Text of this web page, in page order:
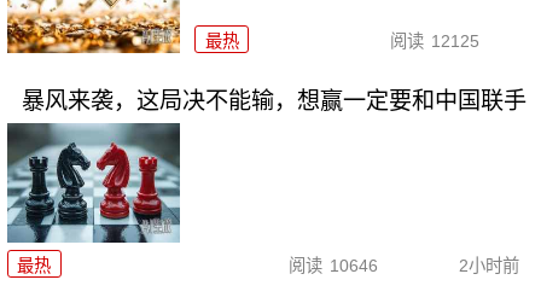
最热 阅读 12125
暴风来袭，这局决不能输，想赢一定要和中国联手
最热 阅读 10646 2小时前